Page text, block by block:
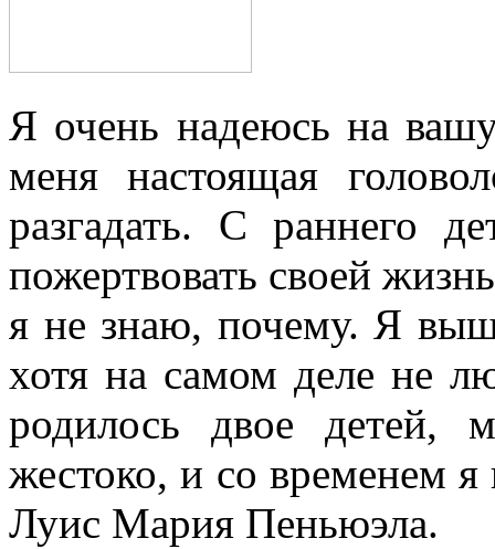
Я очень надеюсь на
меня настоящая
разгадать. С раннего
пожертвовать своей
я не знаю, почему. Я
хотя на самом деле не
родилось двое детей,
жестоко, и со временем я
Луис Мария Пеньюэла.